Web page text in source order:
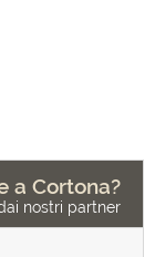
a Cortona?
nostri partner